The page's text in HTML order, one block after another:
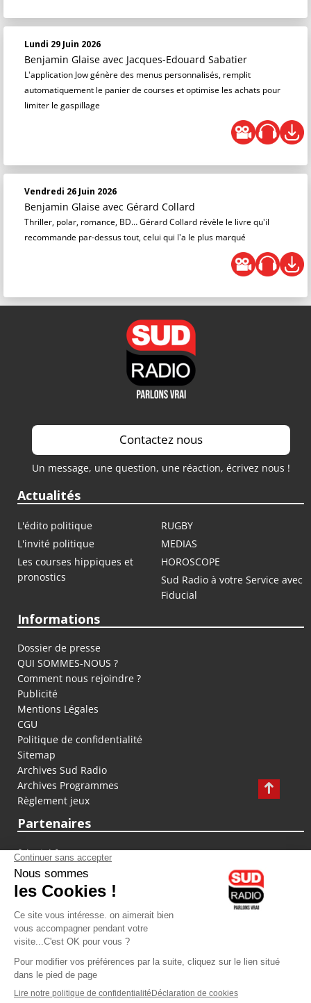
Lundi 29 Juin 2026
Benjamin Glaise avec Jacques-Edouard Sabatier
L'application Jow génère des menus personnalisés, remplit
automatiquement le panier de courses et optimise les achats pour
limiter le gaspillage
Vendredi 26 Juin 2026
Benjamin Glaise avec Gérard Collard
Thriller, polar, romance, BD… Gérard Collard révèle le livre qu'il
recommande par-dessus tout, celui qui l'a le plus marqué
Contactez nous
Un message, une question, une réaction, écrivez nous !
Actualités
L'édito politique
RUGBY
L'invité politique
MEDIAS
Les courses hippiques et
pronostics
HOROSCOPE
Sud Radio à votre Service avec
Fiducial
Informations
Dossier de presse
QUI SOMMES-NOUS ?
Comment nous rejoindre ?
Publicité
Mentions Légales
CGU
Politique de confidentialité
Sitemap
Archives Sud Radio
Archives Programmes
Règlement jeux
Partenaires
fiducial.fr
lyoncapitale.fr
olympique-et-lyonnais.com
L'application Iphone / Android
Téléchargez l'application
Les cookies